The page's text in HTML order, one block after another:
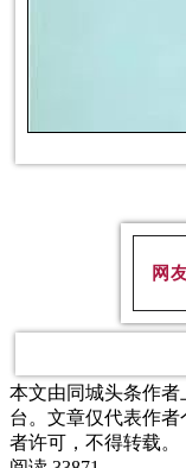
网
本文由同城头条作
台。文章仅代表作
者许可，不得转载。